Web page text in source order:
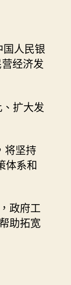
人民银
经济发
扩大发
将坚持
体系和
政府工
助拓宽